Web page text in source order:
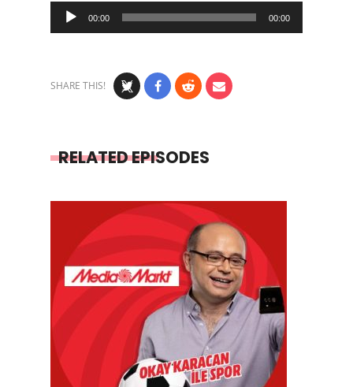
Audio
Player
00:00 00:00
SHARE THIS!
RELATED EPISODES